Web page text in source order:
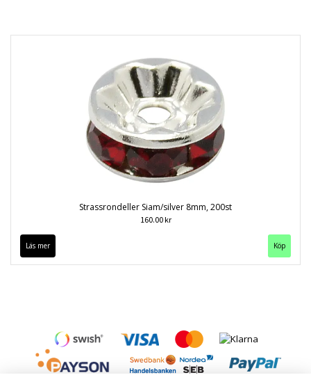
Strassrondeller Siam/silver 8mm, 200st
160.00 kr
Läs mer